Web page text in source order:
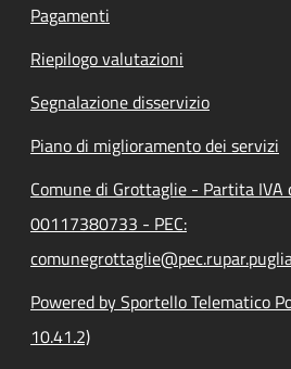
Pagamenti
Riepilogo valutazioni
Segnalazione disservizio
Piano di miglioramento dei servizi
Comune di Grottaglie - Partita
00117380733 - PEC:
Powered by Sportello Telematico
10.41.2)